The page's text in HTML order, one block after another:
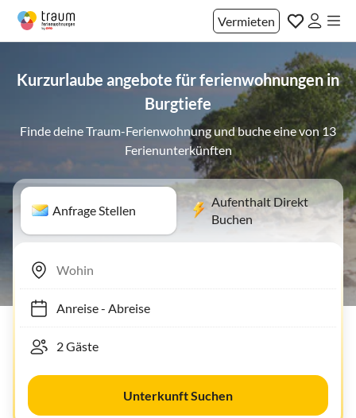
Vermieten
Kurzurlaube angebote für ferienwohnungen in
Burgtiefe
Finde deine Traum-Ferienwohnung und buche eine von 13
Ferienunterkünften
Anfrage Stellen
Aufenthalt Direkt
Buchen
Anreise- Abreise
Unterkunft Suchen